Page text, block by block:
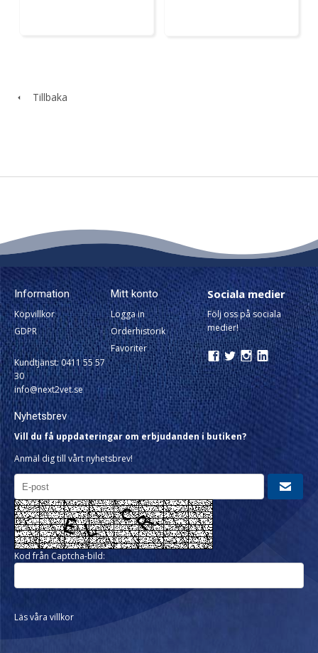
Tillbaka
Information
Köpvillkor
GDPR
Kundtjänst: 0411 55 57
30
info@next2vet.se
Mitt konto
Logga in
Orderhistorik
Favoriter
Sociala medier
Följ oss på sociala
medier!
Nyhetsbrev
Vill du få uppdateringar om erbjudanden i butiken?
Anmäl dig till vårt nyhetsbrev!
Kod från Captcha-bild:
Läs våra villkor